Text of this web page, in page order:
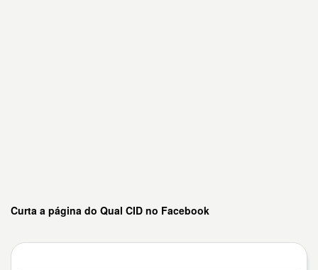
Curta a página do Qual CID no Facebook